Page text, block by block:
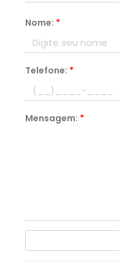
Nome: *
Telefone: *
Mensagem: *